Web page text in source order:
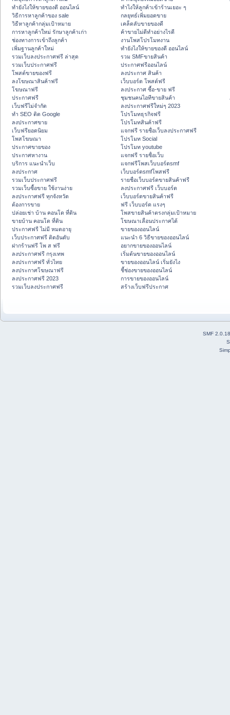
ทํายังไงให้ขายของดี ออนไลน์
วิธีการหาลูกค้าของ sale
วิธีหาลูกค้ากลุ่มเป้าหมาย
การหาลูกค้าใหม่ รักษาลูกค้าเก่า
ช่องทางการเข้าถึงลูกค้า
เพิ่มฐานลูกค้าใหม่
รวมเว็บลงประกาศฟรี ล่าสุด
รวมเว็บประกาศฟรี
โพสต์ขายของฟรี
ลงโฆษณาสินค้าฟรี
โฆษณาฟรี
ประกาศฟรี
เว็บฟรีไม่จำกัด
ทำ SEO ติด Google
ลงประกาศขาย
เว็บฟรียอดนิยม
โพสโฆษณา
ประกาศขายของ
ประกาศหางาน
บริการ แนะนำเว็บ
ลงประกาศ
รวมเว็บประกาศฟรี
รวมเว็บซื้อขาย ใช้งานง่าย
ลงประกาศฟรี ทุกจังหวัด
ต้องการขาย
ปล่อยเช่า บ้าน คอนโด ที่ดิน
ขายบ้าน คอนโด ที่ดิน
ประกาศฟรี ไม่มี หมดอายุ
เว็บประกาศฟรี ติดอันดับ
ฝากร้านฟรี โพ ส ฟรี
ลงประกาศฟรี กรุงเทพ
ลงประกาศฟรี ทั่วไทย
ลงประกาศโฆษณาฟรี
ลงประกาศฟรี 2023
รวมเว็บลงประกาศฟรี
ทําไงให้ลูกค้าเข้าร้านเยอะ ๆ
กลยุทธ์เพิ่มยอดขาย
เคล็ดลับขายของดี
ค้าขายไม่ดีทำอย่างไรดี
งานโพสโปรโมทงาน
ทํายังไงให้ขายของดี ออนไลน์
รวม SMFขายสินค้า
ประกาศฟรีออนไลน์
ลงประกาศ สินค้า
เว็บบอร์ด โพสต์ฟรี
ลงประกาศ ซื้อ-ขาย ฟรี
ชุมชนคนไอทีขายสินค้า
ลงประกาศฟรีใหม่ๆ 2023
โปรโมทธุรกิจฟรี
โปรโมทสินค้าฟรี
แจกฟรี รายชื่อเว็บลงประกาศฟรี
โปรโมท Social
โปรโมท youtube
แจกฟรี รายชื่อเว็บ
แจกฟรีโพสเว็บบอร์ดsmf
เว็บบอร์ดsmfโพสฟรี
รายชื่อเว็บบอร์ดขายสินค้าฟรี
ลงประกาศฟรี เว็บบอร์ด
เว็บบอร์ดขายสินค้าฟรี
ฟรี เว็บบอร์ด แรงๆ
โพสขายสินค้าตรงกลุ่มเป้าหมาย
โฆษณาเลื่อนประกาศได้
ขายของออนไลน์
แนะนำ 6 วิธีขายของออนไลน์
อยากขายของออนไลน์
เริ่มต้นขายของออนไลน์
ขายของออนไลน์ เริ่มยังไง
ชี้ช่องขายของออนไลน์
การขายของออนไลน์
สร้างเว็บฟรีประกาศ
SMF 2.0.18